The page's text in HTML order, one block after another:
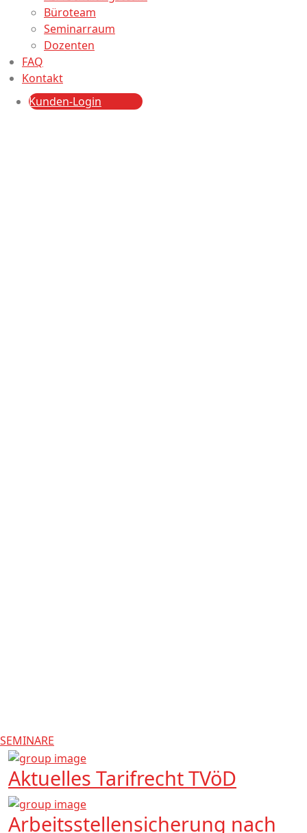
Büroteam
Seminarraum
Dozenten
FAQ
Kontakt
Kunden-Login
SEMINARE
Aktuelles Tarifrecht TVöD
Arbeitsstellensicherung nach